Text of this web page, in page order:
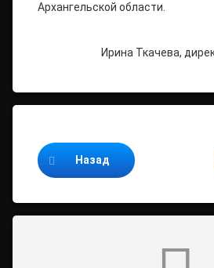
Архангельской области.
Ирина Ткачева,
Назад